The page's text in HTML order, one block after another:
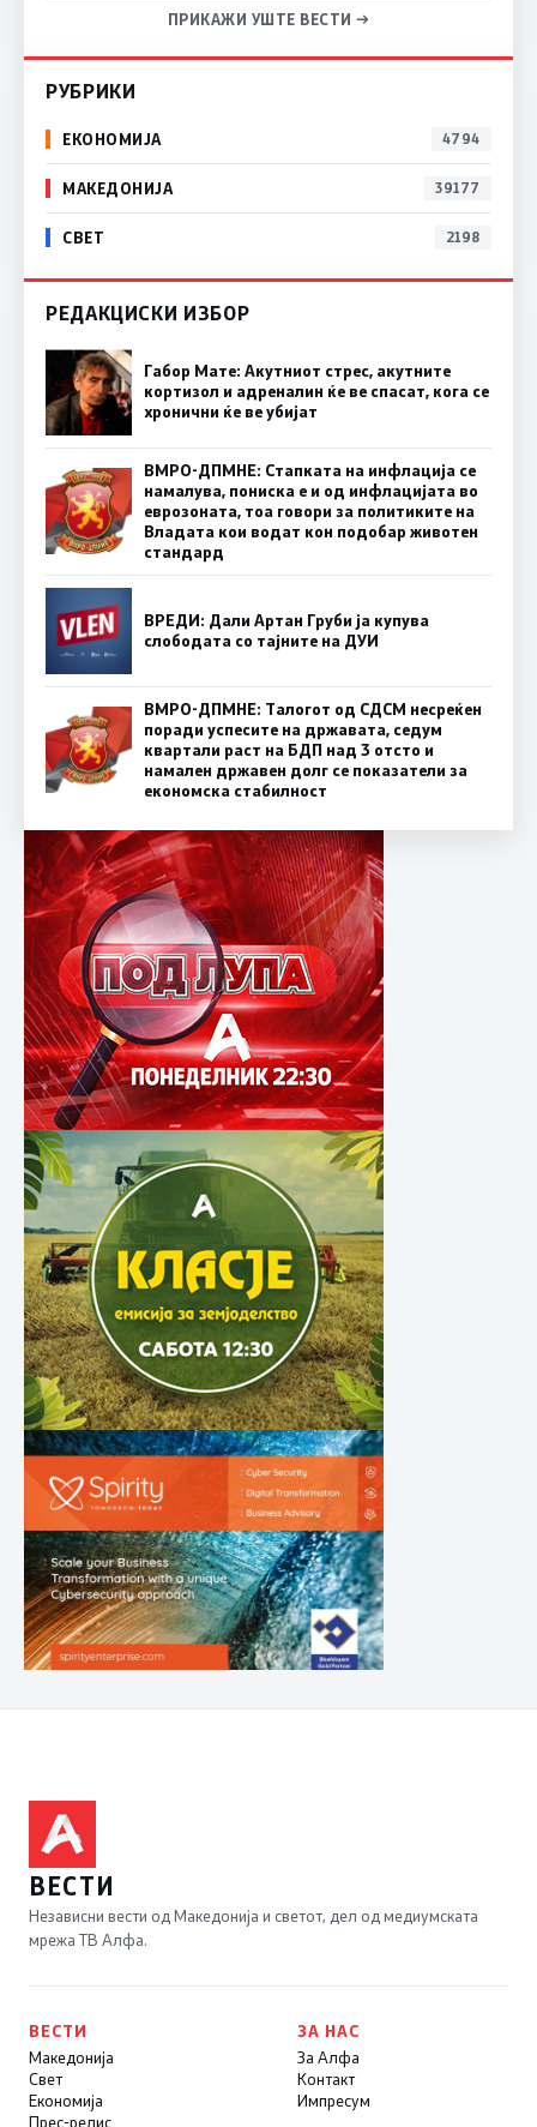
ПРИКАЖИ УШТЕ ВЕСТИ →
РУБРИКИ
ЕКОНОМИЈА 4794
МАКЕДОНИЈА 39177
СВЕТ 2198
РЕДАКЦИСКИ ИЗБОР
Габор Мате: Акутниот стрес, акутните
кортизол и адреналин ќе ве спасат, кога се
хронични ќе ве убијат
ВМРО-ДПМНЕ: Стапката на инфлација се
намалува, пониска е и од инфлацијата во
еврозоната, тоа говори за политиките на
Владата кои водат кон подобар животен
стандард
ВРЕДИ: Дали Артан Груби ја купува
слободата со тајните на ДУИ
ВМРО-ДПМНЕ: Талогот од СДСМ несреќен
поради успесите на државата, седум
квартали раст на БДП над 3 отсто и
намален државен долг се показатели за
економска стабилност
ВЕСТИ
Независни вести од Македонија и светот, дел од медиумската
мрежа ТВ Алфа.
ВЕСТИ
Македонија
Свет
Економија
Прес-релис
ЗА НАС
За Алфа
Контакт
Импресум